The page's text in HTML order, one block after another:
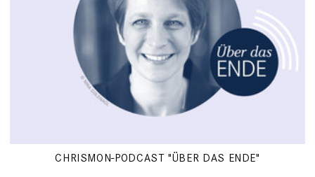
CHRISMON-PODCAST "ÜBER DAS ENDE"